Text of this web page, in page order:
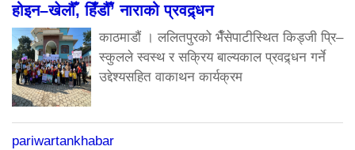
होइन–खेलौँ, हिँडौँ’ नाराको प्रवद्र्धन
काठमाडौं । ललितपुरको भैँसेपाटीस्थित किड्जी प्रि–
स्कुलले स्वस्थ र सक्रिय बाल्यकाल प्रवद्र्धन गर्ने
उद्देश्यसहित वाकाथन कार्यक्रम
pariwartankhabar